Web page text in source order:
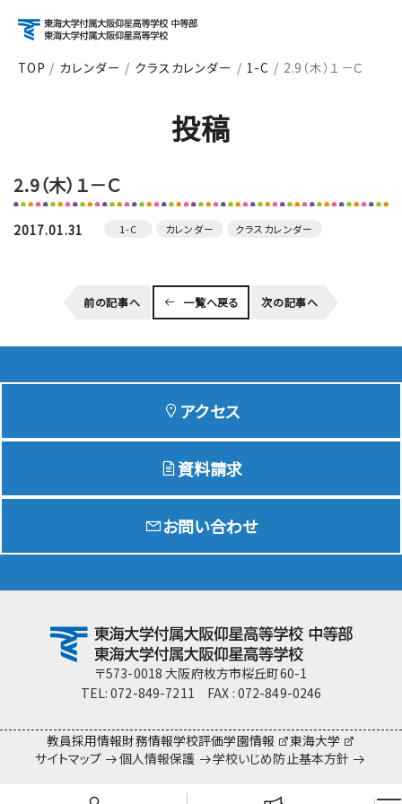
About 学校紹介
Course コース紹介
School Life 学校生活
Exam 入試情報サイト
team Gyosei team Gyosei
TOP カレンダー クラスカレンダー 1-C 2.9（木）１－Ｃ
投稿
2.9（木）１－Ｃ
2017.01.31 1-C カレンダー クラスカレンダー
前の記事へ 一覧へ戻る 次の記事へ
アクセス
資料請求
お問い合わせ
〒573-0018 大阪府枚方市桜丘町60-1
TEL: 072-849-7211 FAX : 072-849-0246
教員採用情報財務情報学校評価学園情報
東海大学
サイトマップ
個人情報保護 学校いじめ防止基本方針